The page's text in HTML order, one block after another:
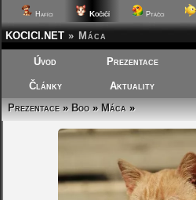
Hafíci Kočičí Ptáčci
KOCICI.NET » Máca
Úvod Prezentace
Články Aktuality
Prezentace»Boo»Máca»